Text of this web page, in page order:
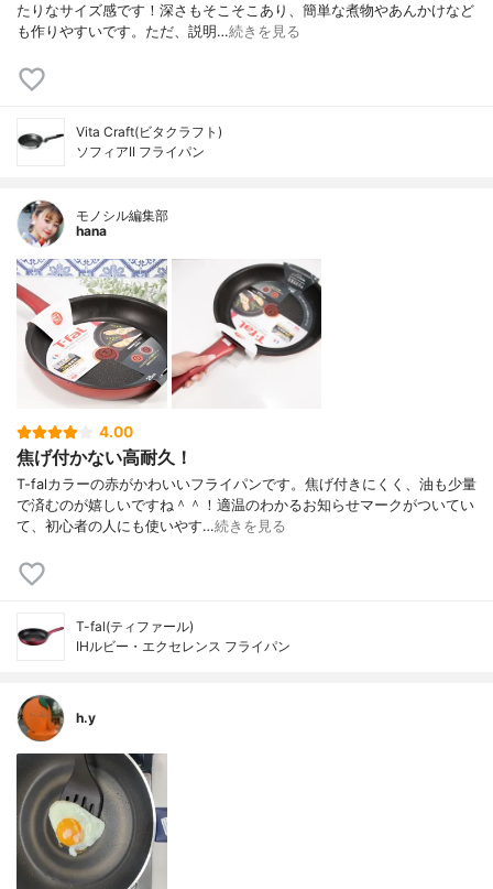
たりなサイズ感です！深さもそこそこあり、簡単な煮物やあんかけなど
も作りやすいです。ただ、説明…続きを見る
Vita Craft(ビタクラフト)
ソフィアII フライパン
モノシル編集部
hana
4.00
焦げ付かない高耐久！
T-falカラーの赤がかわいいフライパンです。焦げ付きにくく、油も少量
で済むのが嬉しいですね＾＾！適温のわかるお知らせマークがついてい
て、初心者の人にも使いやす…続きを見る
T-fal(ティファール)
IHルビー・エクセレンス フライパン
h.y